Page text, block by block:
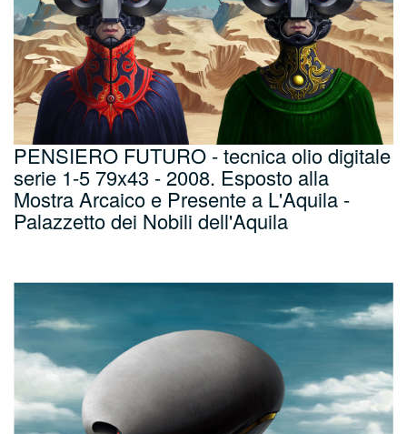
PENSIERO FUTURO - tecnica olio digitale
serie 1-5 79x43 - 2008. Esposto alla
Mostra Arcaico e Presente a L'Aquila -
Palazzetto dei Nobili dell'Aquila